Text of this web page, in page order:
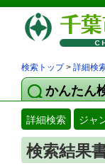
検索トップ> 詳細検
かんたん
詳細検索 ジャ
検索結果